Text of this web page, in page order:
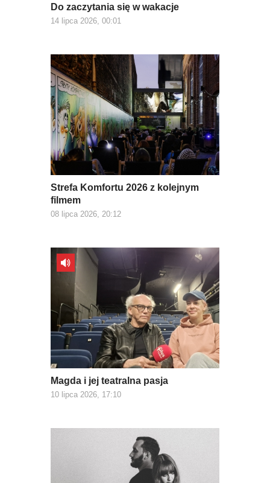
Do zaczytania się w wakacje
14 lipca 2026, 00:01
Strefa Komfortu 2026 z kolejnym
filmem
08 lipca 2026, 20:12
Magda i jej teatralna pasja
10 lipca 2026, 17:10